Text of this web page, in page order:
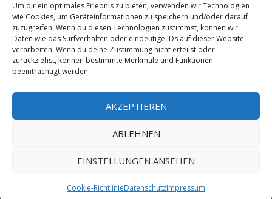
Um dir ein optimales Erlebnis zu bieten, verwenden wir Technologien
wie Cookies, um Geräteinformationen zu speichern und/oder darauf
zuzugreifen. Wenn du diesen Technologien zustimmst, können wir
Daten wie das Surfverhalten oder eindeutige IDs auf dieser Website
verarbeiten. Wenn du deine Zustimmung nicht erteilst oder
zurückziehst, können bestimmte Merkmale und Funktionen
beeinträchtigt werden.
AKZEPTIEREN
ABLEHNEN
EINSTELLUNGEN ANSEHEN
Cookie-RichtlinieDatenschutzImpressum
Datenschutz
Cookie-Richtlinie (EU)
Impressum
HOME
NADV